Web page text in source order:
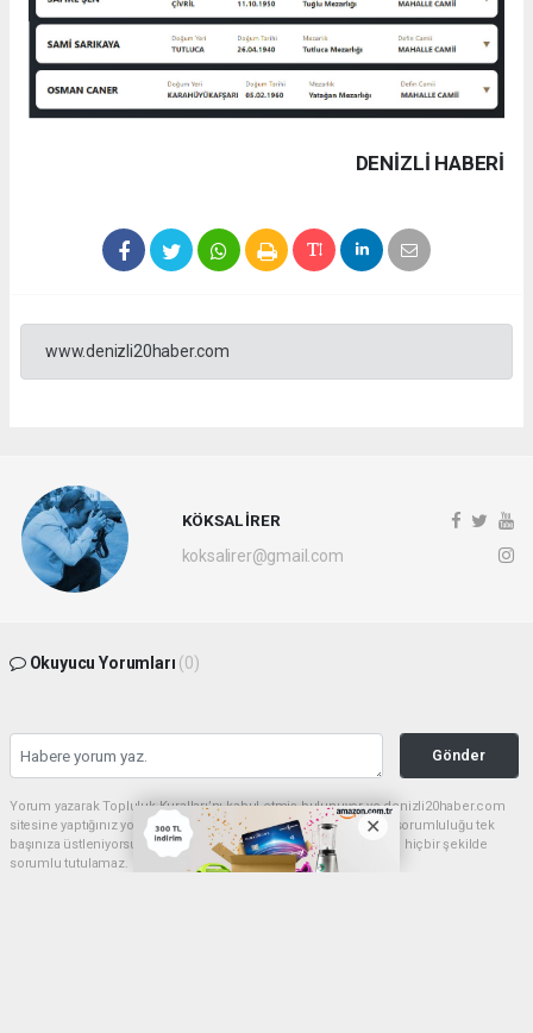
DENIZLI HABERİ
www.denizli20haber.com
KÖKSAL İRER
koksalirer@gmail.com
Okuyucu Yorumları (0)
Gönder
Yorum yazarak Topluluk Kuralları’nı kabul etmiş bulunuyor ve denizli20haber.com
sitesine yaptığınız yorumunuzla ilgili doğrudan veya dolaylı tüm sorumluluğu tek
başınıza üstleniyorsunuz. Yazılan tüm yorumlardan site yönetimi hiçbir şekilde
sorumlu tutulamaz.